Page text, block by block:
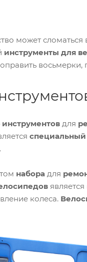
может
инструменты для
восьмерки,
инструментов для
специальный
набора для
колеса.